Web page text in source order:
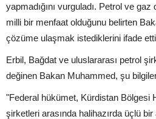
yapmadığını vurguladı. Petrol ve
milli bir menfaat olduğunu belirten
çözüme ulaşmak istediklerini ifade
Erbil, Bağdat ve uluslararası petrol
değinen Bakan Muhammed, şu
"Federal hükümet, Kürdistan Bölgesi
şirketleri arasında halihazırda üçlü